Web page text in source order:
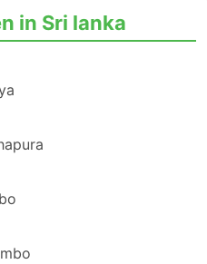
in Sri lanka